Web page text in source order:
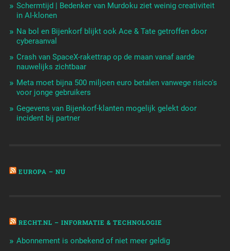
Schermtijd | Bedenker van Murdoku ziet weinig creativiteit
in AI-klonen
Na bol en Bijenkorf blijkt ook Ace & Tate getroffen door
cyberaanval
Crash van SpaceX-rakettrap op de maan vanaf aarde
nauwelijks zichtbaar
Meta moet bijna 500 miljoen euro betalen vanwege risico's
voor jonge gebruikers
Gegevens van Bijenkorf-klanten mogelijk gelekt door
incident bij partner
EUROPA – NU
RECHT.NL – INFORMATIE & TECHNOLOGIE
Abonnement is onbekend of niet meer geldig